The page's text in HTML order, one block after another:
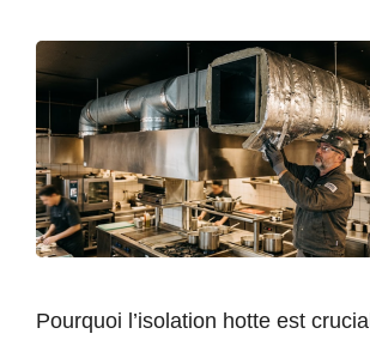
Pourquoi l’isolation hotte est